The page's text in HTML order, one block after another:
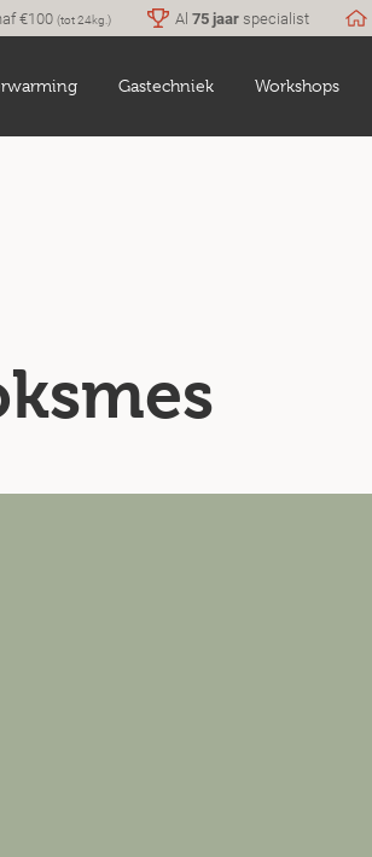
€100 (tot 24kg.) Al 75 jaarspecialist
Gastechniek Workshops